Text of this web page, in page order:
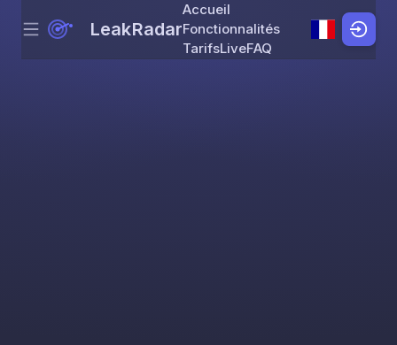
Skip to content
Menu LeakRadar
Accueil
Fonctionnalités
TarifsLiveFAQ